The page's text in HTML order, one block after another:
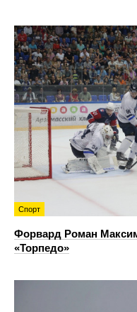
Спорт
Форвард Роман
«Торпедо»